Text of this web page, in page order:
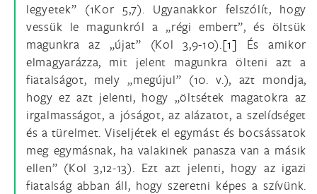
legyetek” (1Kor 5,7). Ugyanakkor felszólít, hogy
vessük le magunkról a „régi embert”, és öltsük
magunkra az „újat” (Kol 3,9-10).[1] És amikor
elmagyarázza, mit jelent magunkra ölteni azt a
fiatalságot, mely „megújul” (10. v.), azt mondja,
hogy ez azt jelenti, hogy „öltsétek magatokra az
irgalmasságot, a jóságot, az alázatot, a szelídséget
és a türelmet. Viseljétek el egymást és bocsássatok
meg egymásnak, ha valakinek panasza van a másik
ellen” (Kol 3,12-13). Ezt azt jelenti, hogy az igazi
fiatalság abban áll, hogy szeretni képes a szívünk.